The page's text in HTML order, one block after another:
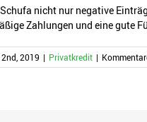
nicht nur negative
Zahlungen und eine gute
2019 | Privatkredit |